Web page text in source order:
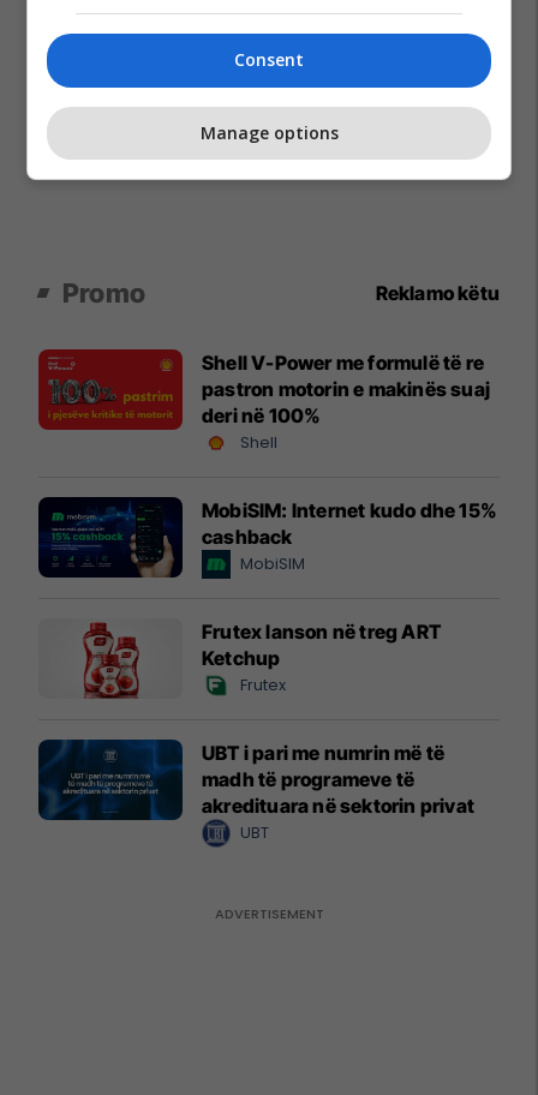
Promo Reklamo këtu
Shell V-Power me formulë të re
pastron motorin e makinës suaj
deri në 100%
Shell
MobiSIM: Internet kudo dhe 15%
cashback
MobiSIM
Frutex lanson në treg ART
Ketchup
Frutex
UBT i pari me numrin më të
madh të programeve të
akredituara në sektorin privat
UBT
Consent
Manage options